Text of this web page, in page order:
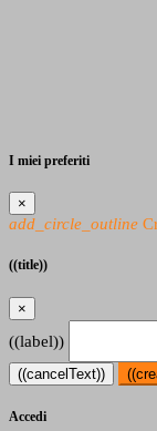
I miei preferiti
×
add_circle_outline
((title))
×
((label))
((cancelText))
Accedi